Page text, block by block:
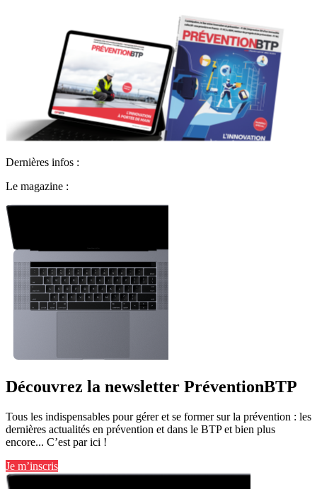
Dernières infos :
Le magazine :
Découvrez la newsletter PréventionBTP
Tous les indispensables pour gérer et se former sur la prévention : les
dernières actualités en prévention et dans le BTP et bien plus
encore... C’est par ici !
Je m’inscris